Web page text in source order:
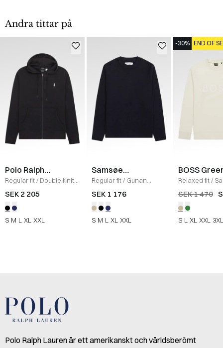
Andra tittar på
Polo Ralph
Lauren
Regular fit/ Double Knit
Zip Hoodie
SEK 2 205
S M L XL XXL
Samsøe
Samsøe
Regular fit/ Gunan
Crewneck
/
SEK 1 176
S M L XL XXL
-30% END OF
BOSS
Relaxed fit/
Sweatshirt
SEK 1 470
S L XL XXL 3XL
Polo Ralph Lauren är ett amerikanskt och världsberömt